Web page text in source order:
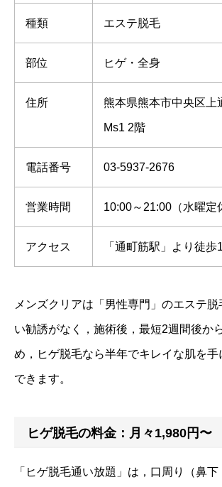
種類 エステ脱毛
部位 ヒゲ・全身
住所 熊本県熊本市中央区上
Ms1 2階
電話番号 03-5937-2676
営業時間 10:00～21:00（水曜定
アクセス 「通町筋駅」より徒歩
メンズクリアは「男性専門」のエステ脱
い勧誘がなく，施術後，最短2週間後か
め，ヒゲ脱毛なら半年でキレイな肌を
できます。
ヒゲ脱毛の料金：月々1,980円〜
「ヒゲ脱毛通い放題」は，口周り（鼻下